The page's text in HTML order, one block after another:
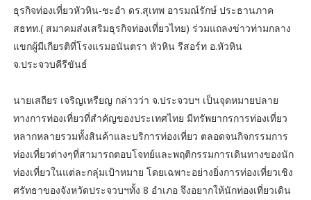
ธุรกิจท่องเที่ยวหัวหิน-ชะอำ ดร.สุเทพ อารมณ์รักษ์ ประธานภาค
สธทท.( สมาคมส่งเสริมธุรกิจท่องเที่ยวไทย) ร่วมแถลงข่าวท่ามกลาง
แขกผู้มีเกียรติที่โรงแรมอนันตรา หัวหิน รีสอร์ท อ.หัวหิน
จ.ประจวบคีรีขันธ์
นายเสถียร เจริญเหรียญ กล่าวว่า จ.ประจวบฯ เป็นจุดหมายปลาย
ทางการท่องเที่ยวที่สำคัญของประเทศไทย มีทรัพยากรการท่องเที่ยว
หลากหลายรวมทั้งสินค้าและบริการท่องเที่ยว ตลอดจนกิจกรรมการ
ท่องเที่ยวต่างๆที่สามารถตอบโจทย์และพฤติกรรมการเดินทางของนัก
ท่องเที่ยวในแต่ละกลุ่มเป้าหมาย โดยเฉพาะอย่างยิ่งการท่องเที่ยวเชิง
ศรัทธาของจังหวัดประจวบฯทั้ง 8 อำเภอ จึงอยากให้นักท่องเที่ยวเดิน